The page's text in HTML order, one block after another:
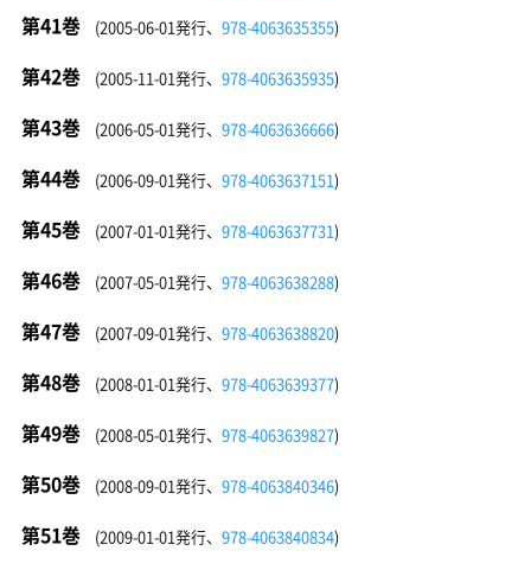
第41巻 (2005-06-01発行、 978-4063635355)
第42巻 (2005-11-01発行、 978-4063635935)
第43巻 (2006-05-01発行、 978-4063636666)
第44巻 (2006-09-01発行、 978-4063637151)
第45巻 (2007-01-01発行、 978-4063637731)
第46巻 (2007-05-01発行、 978-4063638288)
第47巻 (2007-09-01発行、 978-4063638820)
第48巻 (2008-01-01発行、 978-4063639377)
第49巻 (2008-05-01発行、 978-4063639827)
第50巻 (2008-09-01発行、 978-4063840346)
第51巻 (2009-01-01発行、 978-4063840834)